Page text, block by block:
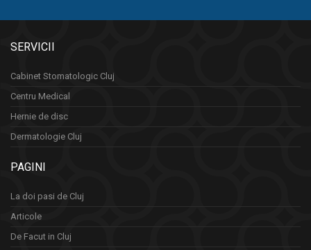
SERVICII
Cabinet Stomatologic Cluj
Centru Medical
Hernie de disc
Dermatologie Cluj
PAGINI
La doi pasi de Cluj
Articole
De Facut in Cluj